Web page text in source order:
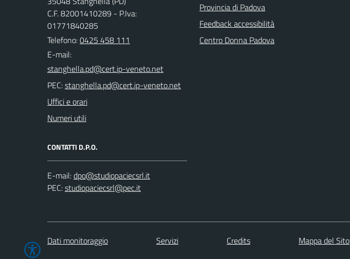
C.F. 82001410289 - P.Iva:
01771840285
Telefono:0425 458 111
E-mail:
PEC:
Uffici e orari
Numeri utili
CONTATTI D.P.O.
E-mail:
PEC:
Provincia di Padova
Feedback accessibilità
Centro Donna Padova
Dati monitoraggio Servizi Credits Mappa del Sito